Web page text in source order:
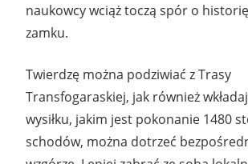
naukowcy wciąż toczą spór o
zamku.
Twierdzę można podziwiać z Trasy
Transfogaraskiej, jak również
wysiłku, jakim jest pokonanie 1480
schodów, można dotrzeć